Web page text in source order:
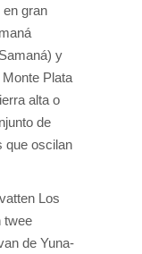
en gran
y
Plata
alta o
de
que oscilan
Los
twee
de Yuna-